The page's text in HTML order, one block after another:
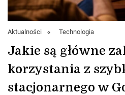
Aktualności Technologia
Jakie są główne
korzystania z
stacjonarnego w